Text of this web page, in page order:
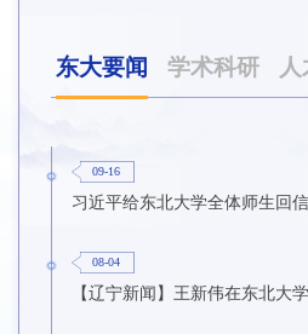
东大要闻 学术科研
09-16
习近平给东北大学全体师生回信
08-04
【辽宁新闻】王新伟在东北大